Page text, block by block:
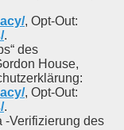
, Opt-Out:
.
des
House,
, Opt-Out:
.
-Verifizierung des